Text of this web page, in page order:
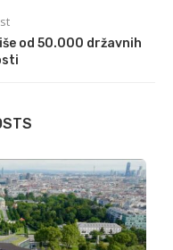
od 50.000 državnih